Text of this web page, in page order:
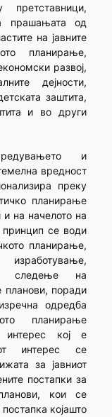
прашањата од
на јавните
планирање,
развој,
дејности,
заштита,
и во други
и
вредност
преку
планирање
и на начелото на
принцип се води
планирање,
следење на
планови, поради
одредба
планирање
интерес кој е
интерес се
за јавниот
постапки за
кои се
којашто